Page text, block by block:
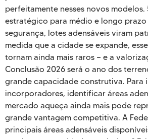
perfeitamente nesses novos modelos.
estratégico para médio e longo prazo
segurança, lotes adensáveis viram
medida que a cidade se expande,
tornam ainda mais raros — e a
Conclusão 2026 será o ano dos
grande capacidade construtiva. Para
incorporadores, identificar áreas
mercado aqueça ainda mais pode
grande vantagem competitiva. A
principais áreas adensáveis